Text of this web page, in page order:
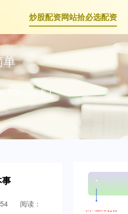
炒股配资网站拾必选配资
高建站效率！
阅读：
上证综指
深证成指